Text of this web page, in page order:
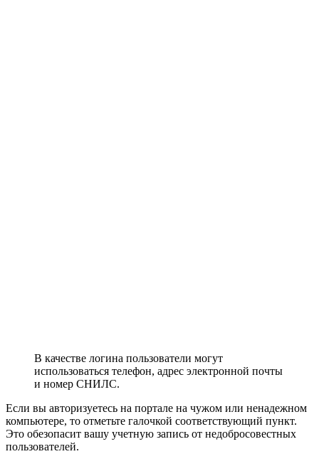
В качестве логина пользователи могут
использоваться телефон, адрес электронной почты
и номер СНИЛС.
Если вы авторизуетесь на портале на чужом или ненадежном
компьютере, то отметьте галочкой соответствующий пункт.
Это обезопасит вашу учетную запись от недобросовестных
пользователей.